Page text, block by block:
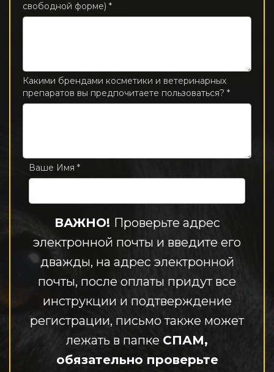
свободной форме) *
Какими брендами косметики и ветеринарных
препаратов вы предпочитаете пользоваться? *
Ваше Имя *
ВАЖНО! Проверьте адрес
электронной почты и введите его
дважды, на адрес электронной
почты, после оплаты придут все
инструкции и подтверждение
регистрации, письмо также может
лежать в папке СПАМ,
обязательно проверьте